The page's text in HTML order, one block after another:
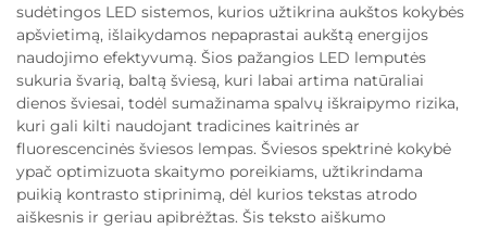
sudėtingos LED sistemos, kurios užtikrina aukštos kokybės
apšvietimą, išlaikydamos nepaprastai aukštą energijos
naudojimo efektyvumą. Šios pažangios LED lemputės
sukuria švarią, baltą šviesą, kuri labai artima natūraliai
dienos šviesai, todėl sumažinama spalvų iškraipymo rizika,
kuri gali kilti naudojant tradicines kaitrinės ar
fluorescencinės šviesos lempas. Šviesos spektrinė kokybė
ypač optimizuota skaitymo poreikiams, užtikrindama
puikią kontrasto stiprinimą, dėl kurios tekstas atrodo
aiškesnis ir geriau apibrėžtas. Šis teksto aiškumo